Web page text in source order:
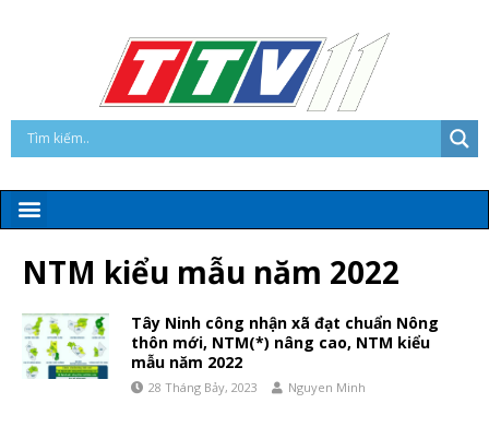
NTM kiểu mẫu năm 2022
Tây Ninh công nhận xã đạt chuẩn Nông
thôn mới, NTM(*) nâng cao, NTM kiểu
mẫu năm 2022
28 Tháng Bảy, 2023 Nguyen Minh